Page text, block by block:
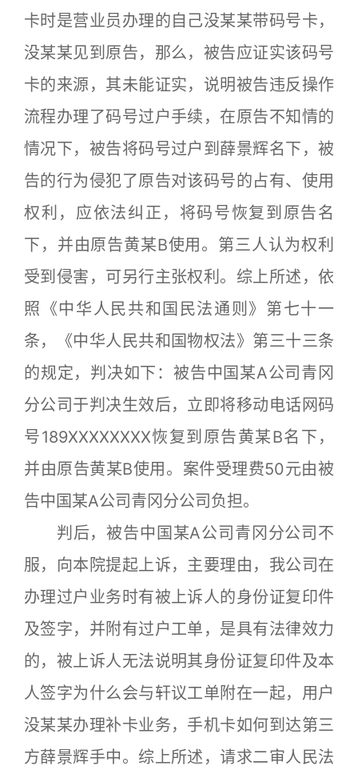
卡时是营业员办理的自己没某某带码号卡，
没某某见到原告，那么，被告应证实该码号
卡的来源，其未能证实，说明被告违反操作
流程办理了码号过户手续，在原告不知情的
情况下，被告将码号过户到薛景辉名下，被
告的行为侵犯了原告对该码号的占有、使用
权利，应依法纠正，将码号恢复到原告名
下，并由原告黄某B使用。第三人认为权利
受到侵害，可另行主张权利。综上所述，依
照《中华人民共和国民法通则》第七十一
条，《中华人民共和国物权法》第三十三条
的规定，判决如下：被告中国某A公司青冈
分公司于判决生效后，立即将移动电话网码
号189XXXXXXXX恢复到原告黄某B名下，
并由原告黄某B使用。案件受理费50元由被
告中国某A公司青冈分公司负担。
判后，被告中国某A公司青冈分公司不
服，向本院提起上诉，主要理由，我公司在
办理过户业务时有被上诉人的身份证复印件
及签字，并附有过户工单，是具有法律效力
的，被上诉人无法说明其身份证复印件及本
人签字为什么会与轩议工单附在一起，用户
没某某办理补卡业务，手机卡如何到达第三
方薛景辉手中。综上所述，请求二审人民法